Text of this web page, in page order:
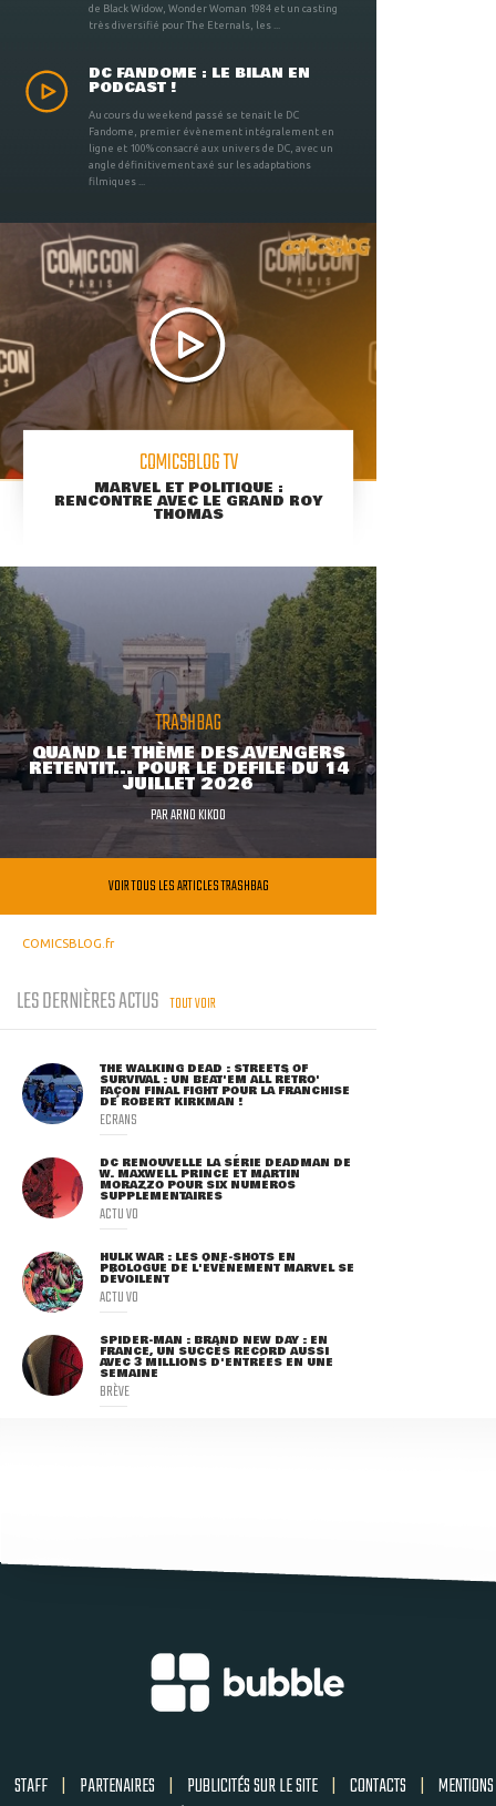
de Black Widow, Wonder Woman 1984 et un casting
très diversifié pour The Eternals, les ...
DC FANDOME : LE BILAN EN
PODCAST !
Au cours du weekend passé se tenait le DC
Fandome, premier évènement intégralement en
ligne et 100% consacré aux univers de DC, avec un
angle définitivement axé sur les adaptations
filmiques ...
COMICSBLOG TV
MARVEL ET POLITIQUE :
RENCONTRE AVEC LE GRAND ROY
THOMAS
TRASHBAG
QUAND LE THÈME DES AVENGERS
RETENTIT... POUR LE DÉFILÉ DU 14
JUILLET 2026
PARARNO KIKOO
VOIR TOUS LES ARTICLES TRASHBAG
COMICSBLOG.fr
LES DERNIÈRES ACTUS TOUT VOIR
THE WALKING DEAD : STREETS OF
SURVIVAL : UN BEAT'EM ALL RÉTRO'
FAÇON FINAL FIGHT POUR LA FRANCHISE
DE ROBERT KIRKMAN !
ECRANS
DC RENOUVELLE LA SÉRIE DEADMAN DE
W. MAXWELL PRINCE ET MARTIN
MORAZZO POUR SIX NUMÉROS
SUPPLÉMENTAIRES
ACTU VO
HULK WAR : LES ONE-SHOTS EN
PROLOGUE DE L'ÉVÈNEMENT MARVEL SE
DÉVOILENT
ACTU VO
SPIDER-MAN : BRAND NEW DAY : EN
FRANCE, UN SUCCÈS RECORD AUSSI
AVEC 3 MILLIONS D'ENTRÉES EN UNE
SEMAINE
BRÈVE
STAFF | PARTENAIRES | PUBLICITÉS SUR LE SITE | CONTACTS | MENTIONS